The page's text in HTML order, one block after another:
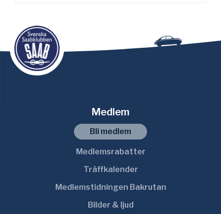
Medlem
Bli medlem
Medlemsrabatter
Träffkalender
Medlemstidningen Bakrutan
Bilder & ljud